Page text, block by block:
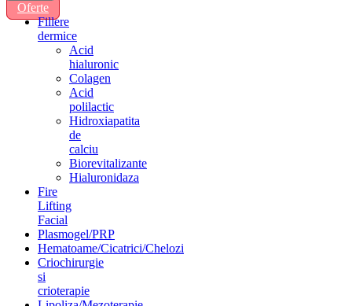
Oferte
Fillere
dermice
Acid
hialuronic
Colagen
Acid
polilactic
Hidroxiapatita
de
calciu
Biorevitalizante
Hialuronidaza
Fire
Lifting
Facial
Plasmogel/PRP
Hematoame/Cicatrici/Chelozi
Criochirurgie
si
crioterapie